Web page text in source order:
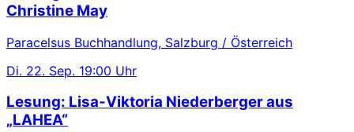
Christine May
Paracelsus Buchhandlung, Salzburg / Österreich
Di. 22. Sep. 19:00 Uhr
Lesung: Lisa-Viktoria Niederberger aus
„LAHEA“